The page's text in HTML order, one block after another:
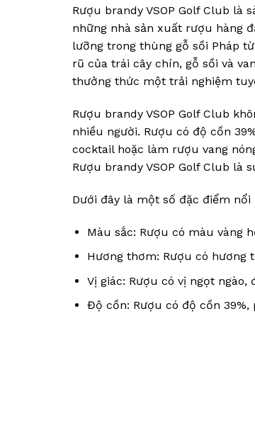
Rượu brandy VSOP Golf Club là
những nhà sản xuất rượu hàng
lưỡng trong thùng gỗ sồi Pháp
rũ của trái cây chín, gỗ sồi và
thưởng thức một trải nghiệm
Rượu brandy VSOP Golf Club
nhiều người. Rượu có độ cồn
cocktail hoặc làm rượu vang
Rượu brandy VSOP Golf Club là
Dưới đây là một số đặc điểm nổi
Màu sắc: Rượu có màu vàng
Hương thơm: Rượu có hương
Vị giác: Rượu có vị ngọt ngào,
Độ cồn: Rượu có độ cồn